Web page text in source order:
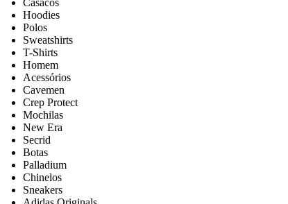
Casacos
Hoodies
Polos
Sweatshirts
T-Shirts
Homem
Acessórios
Cavemen
Crep Protect
Mochilas
New Era
Secrid
Botas
Palladium
Chinelos
Sneakers